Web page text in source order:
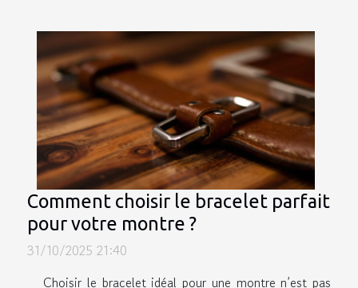
Comment choisir le bracelet parfait
pour votre montre ?
31/10/2025 21:40
Choisir le bracelet idéal pour une montre n’est pas